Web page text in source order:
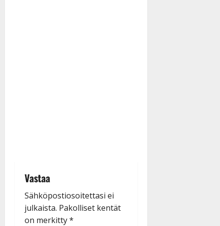
Vastaa
Sähköpostiosoitettasi ei
julkaista. Pakolliset kentät
on merkitty*